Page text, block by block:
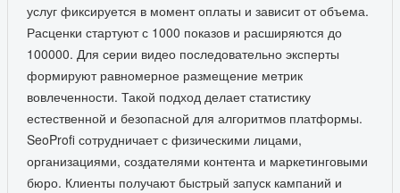
услуг фиксируется в момент оплаты и зависит от объема.
Расценки стартуют с 1000 показов и расширяются до
100000. Для серии видео последовательно эксперты
формируют равномерное размещение метрик
вовлеченности. Такой подход делает статистику
естественной и безопасной для алгоритмов платформы.
SeoProfi сотрудничает с физическими лицами,
организациями, создателями контента и маркетинговыми
бюро. Клиенты получают быстрый запуск кампаний и